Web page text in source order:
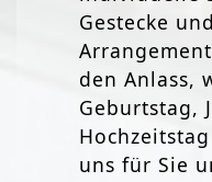
Gestecke
den Anlass,
Geburtstag,
uns für Sie